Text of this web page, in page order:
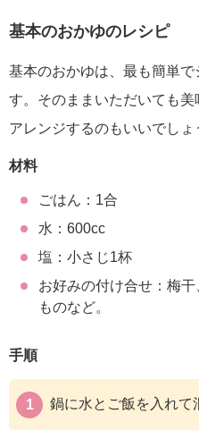
基本のおかゆのレシピ
基本のおかゆは、最も簡単
す。そのままいただいても
アレンジするのもいいでしょ
材料
ごはん：1合
水：600cc
塩：小さじ1杯
お好みの付け合せ：梅
ものなど。
手順
鍋に水とご飯を入れて